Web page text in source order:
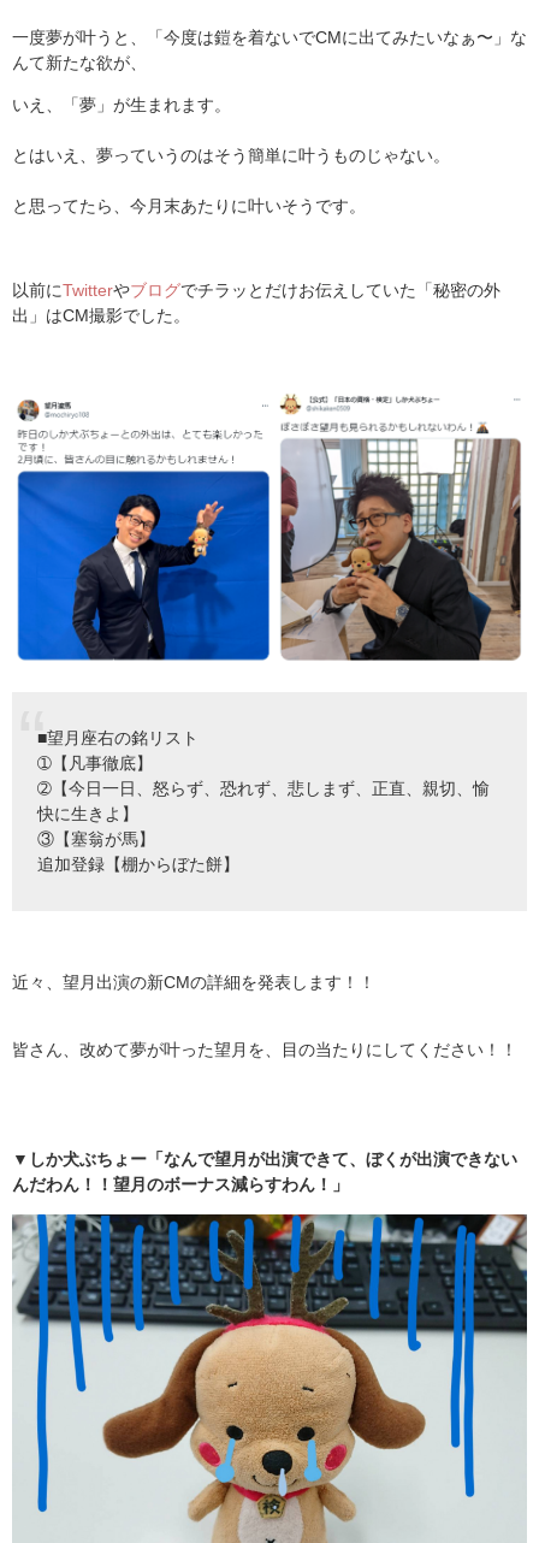
一度夢が叶うと、「今度は鎧を着ないでCMに出てみたいなぁ〜」な
んて新たな欲が、
いえ、「夢」が生まれます。
とはいえ、夢っていうのはそう簡単に叶うものじゃない。
と思ってたら、今月末あたりに叶いそうです。
以前にTwitterやブログでチラッとだけお伝えしていた「秘密の外
出」はCM撮影でした。
■望月座右の銘リスト
➀【凡事徹底】
➁【今日一日、怒らず、恐れず、悲しまず、正直、親切、愉
快に生きよ】
③【塞翁が馬】
追加登録【棚からぼた餅】
近々、望月出演の新CMの詳細を発表します！！
皆さん、改めて夢が叶った望月を、目の当たりにしてください！！
▼しか犬ぶちょー「なんで望月が出演できて、ぼくが出演できない
んだわん！！望月のボーナス減らすわん！」